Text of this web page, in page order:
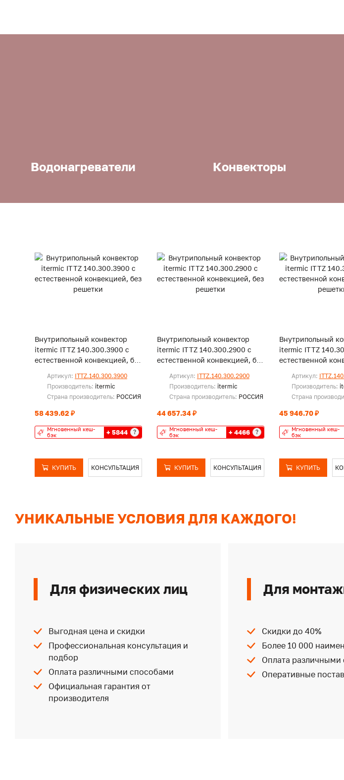
Водонагреватели Конвекторы
Внутрипольный конвектор
itermic ITTZ 140.300.3900 с
естественной конвекцией, без
Артикул: ITTZ.140.300.3900
Производитель: itermic
Страна производитель: РОССИЯ
58 439.62 ₽
Мгновенный кеш-
бэк
+ 5844 ?
КУПИТЬ КОНСУЛЬТАЦИЯ
Внутрипольный конвектор
itermic ITTZ 140.300.2900 с
естественной конвекцией, без
Артикул: ITTZ.140.300.2900
Производитель: itermic
Страна производитель: РОССИЯ
44 657.34 ₽
Мгновенный кеш-
бэк
+ 4466 ?
КУПИТЬ КОНСУЛЬТАЦИЯ
Внутрипольный
itermic ITTZ
естественной
Артикул:
Производитель:
Страна
45 946.70 ₽
Мгновенный кеш-
бэк
КУПИТЬ
УНИКАЛЬНЫЕ УСЛОВИЯ ДЛЯ КАЖДОГО!
Для физических лиц
Выгодная цена и скидки
Профессиональная консультация и
подбор
Оплата различными способами
Официальная гарантия от
производителя
Для
Скидки до 40%
Более 10 000
Оплата различными
Оперативные